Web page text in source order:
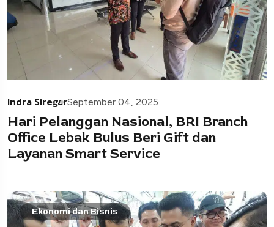
Indra SiregarSeptember 04, 2025
Hari Pelanggan Nasional, BRI Branch
Office Lebak Bulus Beri Gift dan
Layanan Smart Service
Ekonomi dan Bisnis